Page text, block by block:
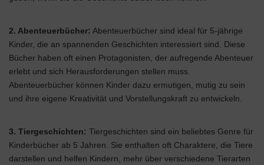
2. Abenteuerbücher: Abenteuerbücher sind ideal für 5-jährige
Kinder, die an spannenden Geschichten interessiert sind. Diese
Bücher haben oft einen Protagonisten, der aufregende Abenteuer
erlebt und sich Herausforderungen stellen muss.
Abenteuerbücher können Kinder dazu ermutigen, mutig zu sein
und ihre eigene Kreativität und Vorstellungskraft zu entwickeln.
3. Tiergeschichten: Tiergeschichten sind ein beliebtes Genre für
Kinderbücher ab 5 Jahren. Sie enthalten oft Charaktere, die Tiere
darstellen und helfen Kindern, mehr über verschiedene Tierarten